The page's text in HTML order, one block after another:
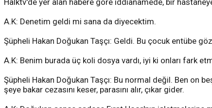
Halktv'de yer alan habere göre iddianamede, bir
A.K: Denetim geldi mi sana da diyecektim.
Şüpheli Hakan Doğukan Taşçı: Geldi. Bu çocuk entübe
A.K: Benim burada üç koli dosya vardı, iyi ki onları fark
Şüpheli Hakan Doğukan Taşçı: Bu normal değil. Ben on
şeye bakar cezasını keser, parasını alır, çıkar gider.